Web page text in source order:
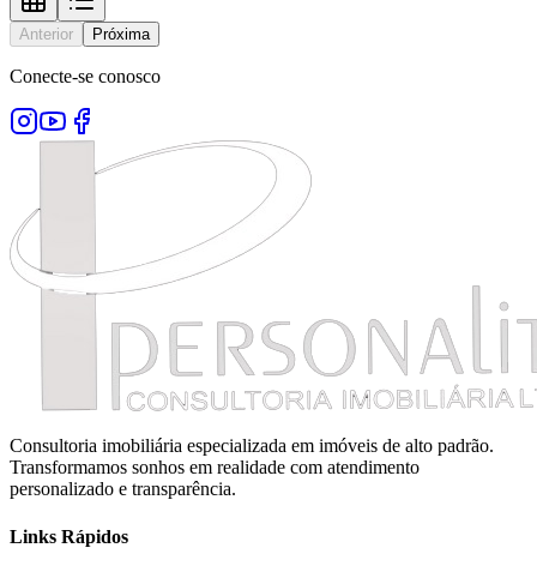
Anterior Próxima
Conecte-se conosco
Consultoria imobiliária especializada em imóveis de alto padrão.
Transformamos sonhos em realidade com atendimento
personalizado e transparência.
Links Rápidos